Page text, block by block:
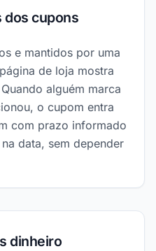
dos cupons
e mantidos por uma
de loja mostra
alguém marca
o cupom entra
com prazo informado
data, sem depender
dinheiro